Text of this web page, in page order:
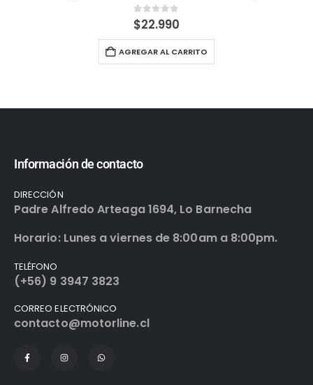
0 out of 5
$22.990
AGREGAR AL CARRITO
Información de contacto
DIRECCIÓN
Padre Alfredo Arteaga 1694, Lo Barnecha
Horario: Lunes a viernes de 8:00am a 8:00pm.
TELÉFONO
(+56) 9 3947 3823
CORREO ELECTRÓNICO
contacto@motorline.cl